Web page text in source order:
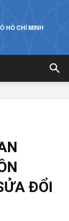
HỒ CHÍ MINH
ĐỔI